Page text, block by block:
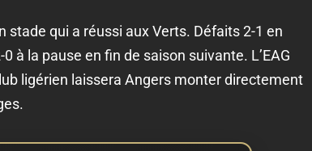
stade qui a réussi aux Verts. Défaits 2-1 en
à la pause en fin de saison suivante. L’EAG
ligérien laissera Angers monter directement